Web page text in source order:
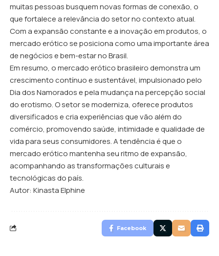
muitas pessoas busquem novas formas de conexão, o
que fortalece a relevância do setor no contexto atual.
Com a expansão constante e a inovação em produtos, o
mercado erótico se posiciona como uma importante área
de negócios e bem-estar no Brasil.
Em resumo, o mercado erótico brasileiro demonstra um
crescimento contínuo e sustentável, impulsionado pelo
Dia dos Namorados e pela mudança na percepção social
do erotismo. O setor se moderniza, oferece produtos
diversificados e cria experiências que vão além do
comércio, promovendo saúde, intimidade e qualidade de
vida para seus consumidores. A tendência é que o
mercado erótico mantenha seu ritmo de expansão,
acompanhando as transformações culturais e
tecnológicas do país.
Autor: Kinasta Elphine
Facebook